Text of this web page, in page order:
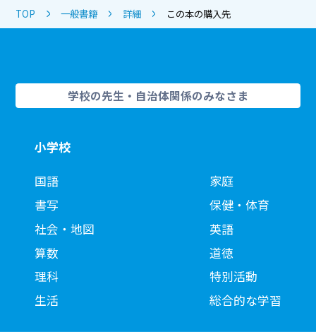
TOP 一般書籍 詳細 この本の購入先
学校の先生・自治体関係のみなさま
小学校
国語
書写
社会・地図
算数
理科
生活
家庭
保健・体育
英語
道徳
特別活動
総合的な学習